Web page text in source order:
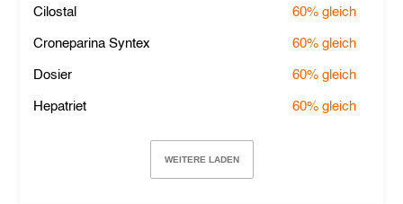
Cilostal 60% gleich
Croneparina Syntex 60% gleich
Dosier 60% gleich
Hepatriet 60% gleich
WEITERE LADEN